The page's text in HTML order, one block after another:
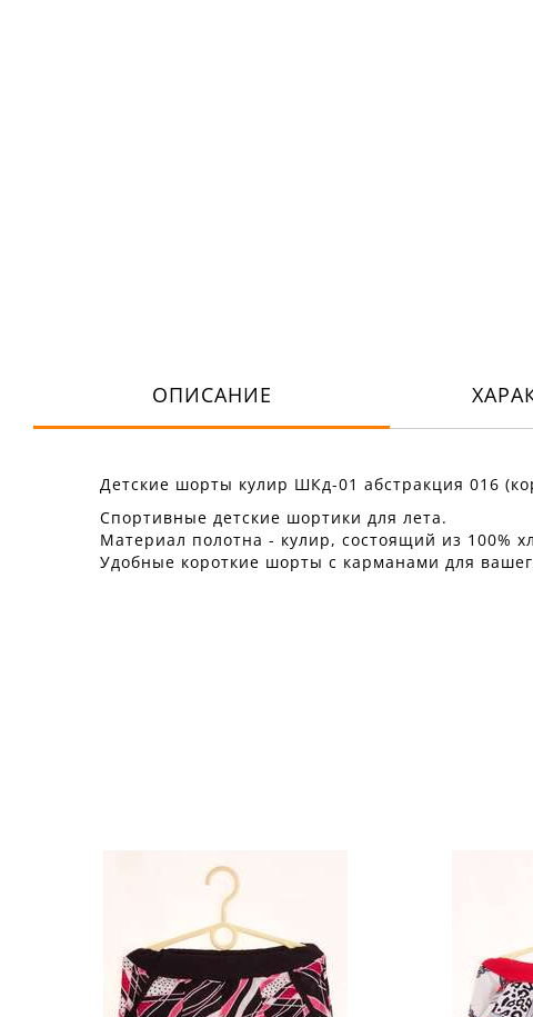
ОПИСАНИЕ
Детские шорты кулир ШКд-01 абстракция 016
Спортивные детские шортики для лета.
Материал полотна - кулир, состоящий из 100%
Удобные короткие шорты с карманами для